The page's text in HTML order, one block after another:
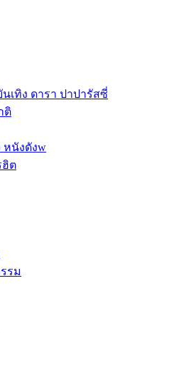
เทิง ดารา ปาปารัสซี่
ติ
หนังดังw
ฮิต
รม